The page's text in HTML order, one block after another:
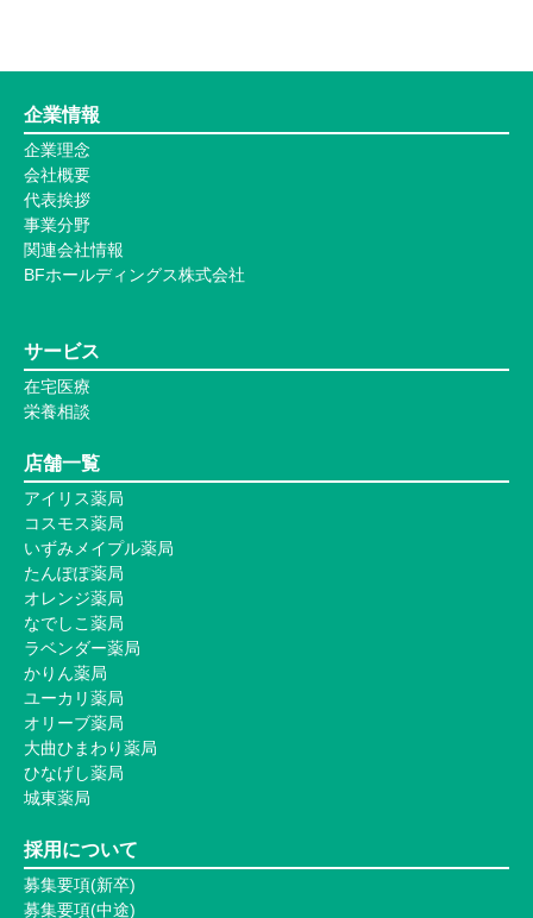
企業情報
企業理念
会社概要
代表挨拶
事業分野
関連会社情報
BFホールディングス株式会社
サービス
在宅医療
栄養相談
店舗一覧
アイリス薬局
コスモス薬局
いずみメイプル薬局
たんぽぽ薬局
オレンジ薬局
なでしこ薬局
ラベンダー薬局
かりん薬局
ユーカリ薬局
オリーブ薬局
大曲ひまわり薬局
ひなげし薬局
城東薬局
採用について
募集要項(新卒)
募集要項(中途)